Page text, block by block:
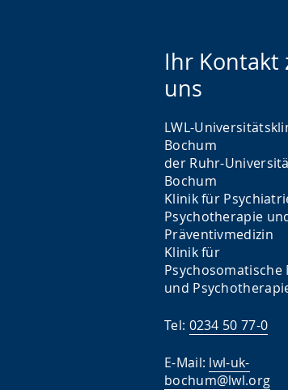
Ihr Kontakt
uns
LWL-
Bochum
der Ruhr-
Bochum
Klinik für
Psychotherapie
Präventivmedizin
Klinik für
Psychosomatische
und
Tel: 0234 50 77-0
E-Mail: lwl-uk-
bochum@lwl.org